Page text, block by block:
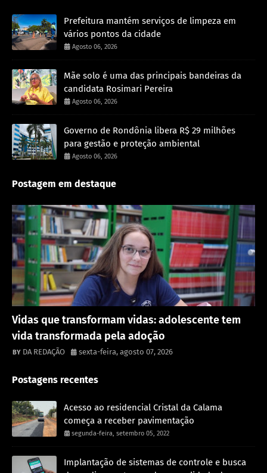
Prefeitura mantém serviços de limpeza em
vários pontos da cidade
Agosto 06, 2026
Mãe solo é uma das principais bandeiras da
candidata Rosimari Pereira
Agosto 06, 2026
Governo de Rondônia libera R$ 29 milhões
para gestão e proteção ambiental
Agosto 06, 2026
Postagem em destaque
Vidas que transformam vidas: adolescente tem
vida transformada pela adoção
DA REDAÇÃO sexta-feira, agosto 07, 2026
Postagens recentes
Acesso ao residencial Cristal da Calama
começa a receber pavimentação
segunda-feira, setembro 05, 2022
Implantação de sistemas de controle e busca